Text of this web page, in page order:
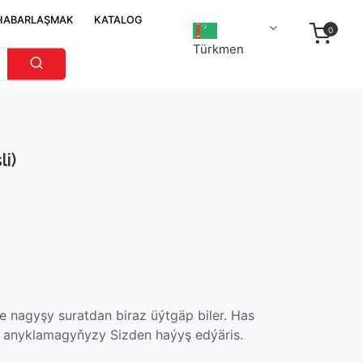
KATALOG
Türkmen
0
nagyşy suratdan biraz üýtgäp biler. Has
Sizden haýyş edýäris.